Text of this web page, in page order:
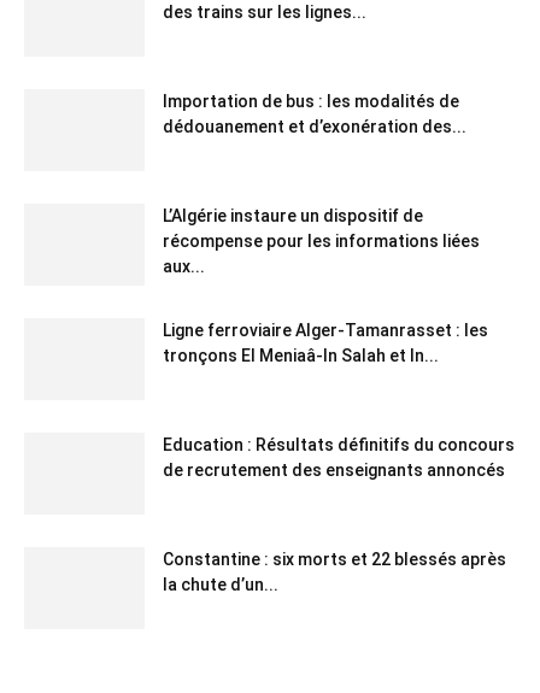
des trains sur les lignes...
Importation de bus : les modalités de
dédouanement et d’exonération des...
L’Algérie instaure un dispositif de
récompense pour les informations liées
aux...
Ligne ferroviaire Alger-Tamanrasset : les
tronçons El Meniaâ-In Salah et In...
Education : Résultats définitifs du concours
de recrutement des enseignants annoncés
Constantine : six morts et 22 blessés après
la chute d’un...